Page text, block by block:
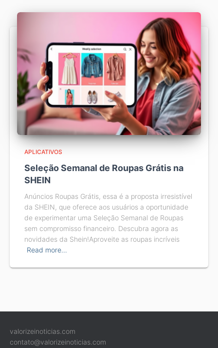
APLICATIVOS
Seleção Semanal de Roupas Grátis na
SHEIN
Anúncios Roupas Grátis, essa é a proposta irresistível
da SHEIN, que oferece aos usuários a oportunidade
de experimentar uma Seleção Semanal de Roupas
sem compromisso financeiro. Descubra agora as
novidades da Shein!Aproveite as roupas incríveis
Read more…
valorizeinoticias.com
contato@valorizeinoticias.com